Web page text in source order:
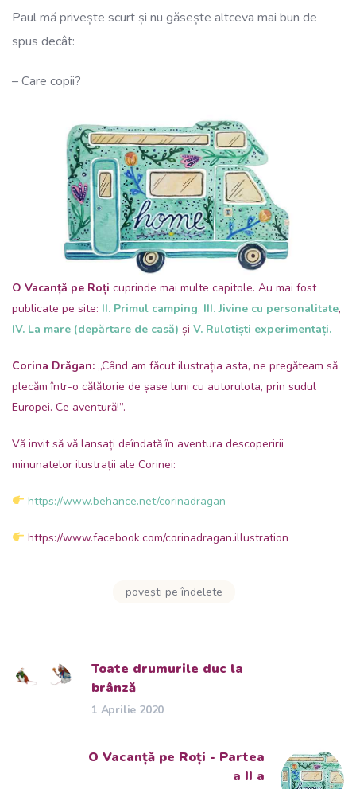
Paul mă privește scurt și nu găsește altceva mai bun de
spus decât:
– Care copii?
O Vacanță pe Roți cuprinde mai multe capitole. Au mai fost
publicate pe site: II. Primul camping, III. Jivine cu personalitate,
IV. La mare (depărtare de casă) și V. Rulotiști experimentați.
Corina Drăgan: „Când am făcut ilustrația asta, ne pregăteam să
plecăm într-o călătorie de șase luni cu autorulota, prin sudul
Europei. Ce aventură!”.
Vă invit să vă lansați deîndată în aventura descoperirii
minunatelor ilustrații ale Corinei:
https://www.behance.net/corinadragan
https://www.facebook.com/corinadragan.illustration
povești pe îndelete
Toate drumurile duc la
brânză
1 Aprilie 2020
O Vacanță pe Roți - Partea
a II a